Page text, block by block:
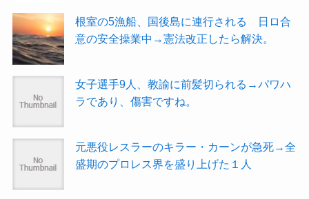
根室の5漁船、国後島に連行される 日ロ合
意の安全操業中→憲法改正したら解決。
女子選手9人、教諭に前髪切られる→パワハ
ラであり、傷害ですね。
元悪役レスラーのキラー・カーンが急死→全
盛期のプロレス界を盛り上げた１人